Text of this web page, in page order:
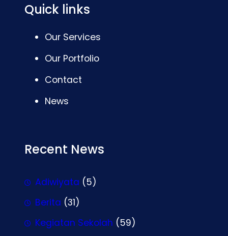
Quick links
Our Services
Our Portfolio
Contact
News
Recent News
Adiwiyata (5)
Berita (31)
Kegiatan Sekolah (59)